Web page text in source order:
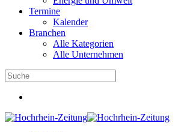
Termine
Kalender
Branchen
Alle Kategorien
Alle Unternehmen